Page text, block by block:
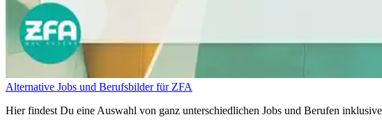
Alternative Jobs und Berufsbilder für ZFA
Hier findest Du eine Auswahl von ganz unterschiedlichen Jobs und Berufen